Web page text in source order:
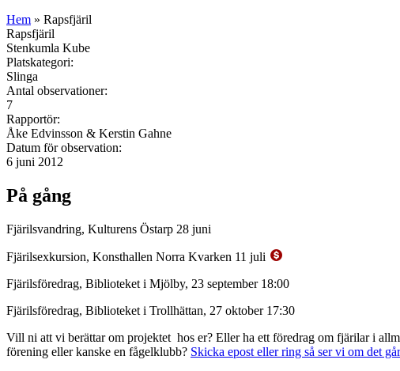
Hem » Rapsfjäril
Rapsfjäril
Stenkumla Kube
Platskategori:
Slinga
Antal observationer:
7
Rapportör:
Åke Edvinsson & Kerstin Gahne
Datum för observation:
6 juni 2012
På gång
Fjärilsvandring, Kulturens Östarp 28 juni
Fjärilsexkursion, Konsthallen Norra Kvarken 11 juli
Fjärilsföredrag, Biblioteket i Mjölby, 23 september 18:00
Fjärilsföredrag, Biblioteket i Trollhättan, 27 oktober 17:30
Vill ni att vi berättar om projektet hos er? Eller ha ett föredrag om fjärilar i
förening eller kanske en fågelklubb? Skicka epost eller ring så ser vi om det